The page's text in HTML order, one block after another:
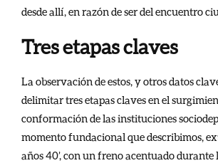
desde allí, en razón de ser del encuentro
Tres etapas claves
La observación de estos, y otros datos
delimitar tres etapas claves en el
conformación de las instituciones
momento fundacional que describimos,
años 40’, con un freno acentuado durante